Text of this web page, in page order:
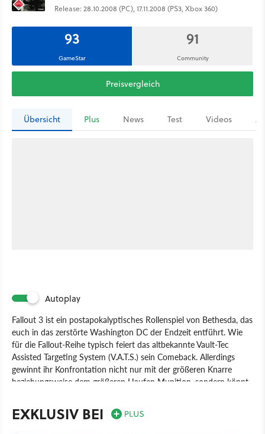
Release: 28.10.2008 (PC), 17.11.2008 (PS3, Xbox 360)
93
GameStar
91
Community
Preisvergleich
Übersicht Plus News Test Videos
Autoplay
Fallout 3 ist ein postapokalyptisches Rollenspiel von Bethesda, das
euch in das zerstörte Washington DC der Endzeit entführt. Wie
für die Fallout-Reihe typisch feiert das altbekannte Vault-Tec
Assisted Targeting System (V.A.T.S.) sein Comeback. Allerdings
gewinnt ihr Konfrontation nicht nur mit der größeren Knarre
beziehungsweise dem größeren Haufen Munition, sondern könnt
bewältigen. Insgesamt bietet Fallout 3 wie schon die Vorgänger
der Reihe enorme spielerische Freiheit, wechselt aber zum ersten
EXKLUSIV BEI